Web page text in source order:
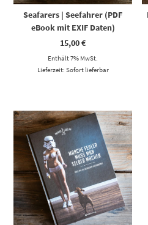
Seafarers | Seefahrer (PDF
eBook mit EXIF Daten)
15,00€
Enthält 7% MwSt.
Lieferzeit: Sofort lieferbar